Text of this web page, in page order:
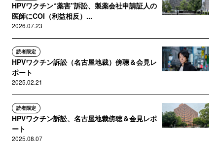
HPVワクチン“薬害”訴訟、製薬会社申請証人の
医師にCOI（利益相反）...
2026.07.23
読者限定
HPVワクチン訴訟（名古屋地裁）傍聴＆会見レ
ポート
2025.02.21
読者限定
HPVワクチン訴訟、名古屋地裁傍聴＆会見レポ
ート
2025.08.07